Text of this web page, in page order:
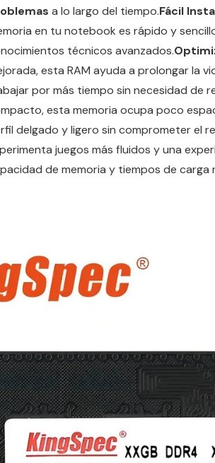
a lo largo del tiempo.Fácil
en tu notebook es rápido y
técnicos avanzados.
esta RAM ayuda a prolongar la
por más tiempo sin necesidad de
esta memoria ocupa poco
delgado y ligero sin comprometer el
juegos más fluidos y una
de memoria y tiempos de carga